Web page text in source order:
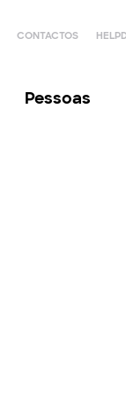
CONTACTOS
Pessoas